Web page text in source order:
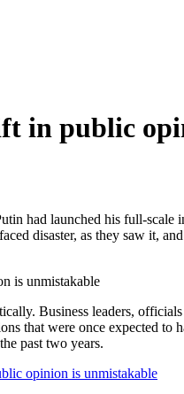
in public
had launched his full-
disaster, as they saw it,
Business leaders,
that were once expected to
past two years.
opinion is unmistakable